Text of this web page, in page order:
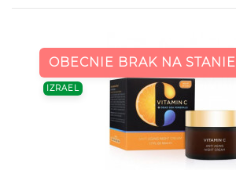
OBECNIE BRAK NA STANIE
IZRAEL